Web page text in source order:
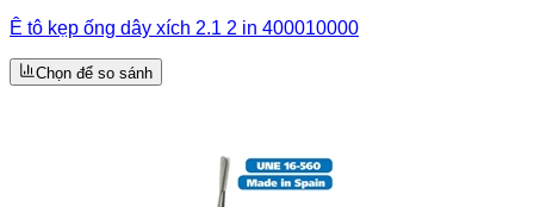
Ê tô kẹp ống dây xích 2.1 2 in 400010000
Chọn để so sánh